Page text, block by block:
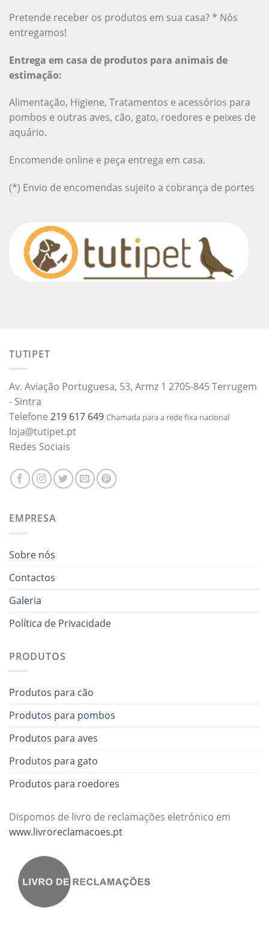
Pretende receber os produtos em sua casa? * Nós
entregamos!
Entrega em casa de produtos para animais de
estimação:
Alimentação, Higiene, Tratamentos e acessórios para
pombos e outras aves, cão, gato, roedores e peixes de
aquário.
Encomende online e peça entrega em casa.
(*) Envio de encomendas sujeito a cobrança de portes
TUTIPET
Av. Aviação Portuguesa, 53, Armz 1 2705-845 Terrugem
- Sintra
Telefone 219 617 649 Chamada para a rede fixa nacional
loja@tutipet.pt
Redes Sociais
EMPRESA
Sobre nós
Contactos
Galeria
Política de Privacidade
PRODUTOS
Produtos para cão
Produtos para pombos
Produtos para aves
Produtos para gato
Produtos para roedores
Dispomos de livro de reclamações eletrónico em
www.livroreclamacoes.pt